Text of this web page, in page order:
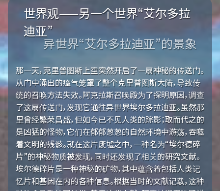
世界观——另一个世界“艾尔多拉
迪亚”
异世界“艾尔多拉迪亚”的景象
那一天，克里普图斯上空突然开启了一扇神秘的传送门。
从门中涌出的瘴气笼罩了整个克里普图斯大陆，导致传
统的召唤方法失效。阿克拉斯召唤殿为了探明原因，调查
了这扇传送门，发现它通往异世界埃尔多拉迪亚。虽然那
里曾经繁荣昌盛，但如今已不见人类的踪影；取而代之的
是凶猛的怪物，它们在郁郁葱葱的自然环境中游荡，吞噬
着文明的残骸。就在这片废墟之中，一种名为“埃尔德碎
片”的神秘物质被发现，同时还发现了相关的研究文献。
埃尔德碎片是一种神秘的矿物，其中蕴含着包括人类记
忆片和基因在内的各种信息。根据当时的文献记载，这种